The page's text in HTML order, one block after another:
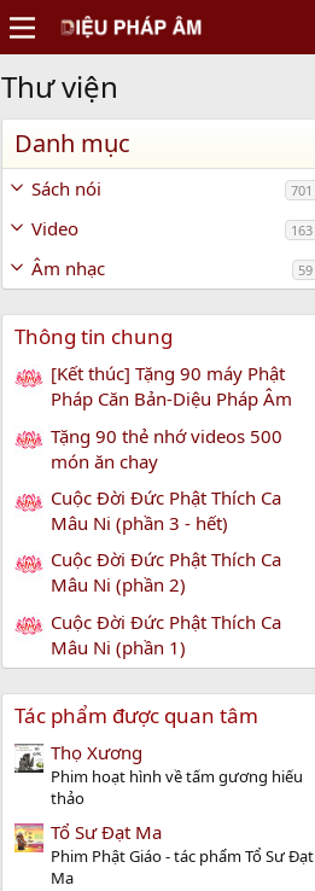
Thư viện
Danh mục
Sách nói 701
Video 163
Âm nhạc 59
Thông tin chung
[Kết thúc] Tặng 90 máy Phật
Pháp Căn Bản-Diệu Pháp Âm
Tặng 90 thẻ nhớ videos 500
món ăn chay
Cuộc Đời Đức Phật Thích Ca
Mâu Ni (phần 3 - hết)
Cuộc Đời Đức Phật Thích Ca
Mâu Ni (phần 2)
Cuộc Đời Đức Phật Thích Ca
Mâu Ni (phần 1)
Tác phẩm được quan tâm
Thọ Xương
Phim hoạt hình về tấm gương hiếu
thảo
Tổ Sư Đạt Ma
Phim Phật Giáo - tác phẩm Tổ Sư Đạt
Ma